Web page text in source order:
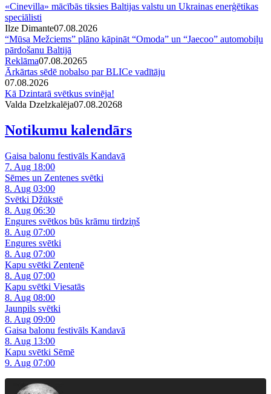
«Cinevilla» mācībās tiksies Baltijas valstu un Ukrainas enerģētikas
speciālisti
Ilze Dimante07.08.2026
“Mūsa Mežciems” plāno kāpināt “Omoda” un “Jaecoo” automobiļu
pārdošanu Baltijā
Reklāma07.08.20265
Ārkārtas sēdē nobalso par BLICe vadītāju
07.08.2026
Kā Dzintarā svētkus svinēja!
Valda Dzelzkalēja07.08.20268
Notikumu kalendārs
Gaisa balonu festivāls Kandavā
7. Aug 18:00
Sēmes un Zentenes svētki
8. Aug 03:00
Svētki Džūkstē
8. Aug 06:30
Engures svētkos būs krāmu tirdziņš
8. Aug 07:00
Engures svētki
8. Aug 07:00
Kapu svētki Zentenē
8. Aug 07:00
Kapu svētki Viesatās
8. Aug 08:00
Jaunpils svētki
8. Aug 09:00
Gaisa balonu festivāls Kandavā
8. Aug 13:00
Kapu svētki Sēmē
9. Aug 07:00